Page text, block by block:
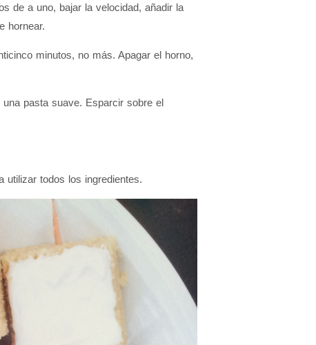
de a uno, bajar la velocidad, añadir la
hornear.
minutos, no más. Apagar el horno,
pasta suave. Esparcir sobre el
todos los ingredientes.